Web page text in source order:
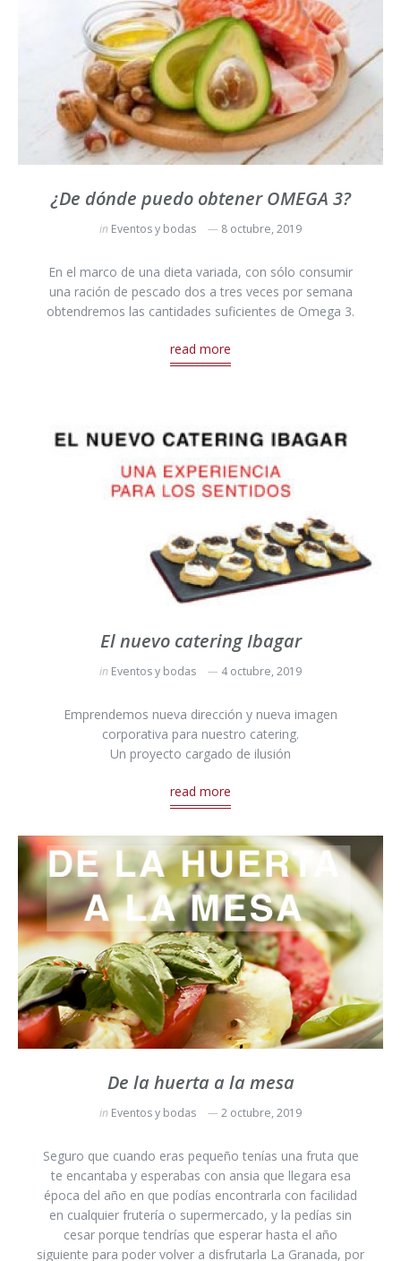
¿De dónde puedo obtener OMEGA 3?
in Eventos y bodas 8 octubre, 2019
En el marco de una dieta variada, con sólo consumir
una ración de pescado dos a tres veces por semana
obtendremos las cantidades suficientes de Omega 3.
read more
El nuevo catering Ibagar
in Eventos y bodas 4 octubre, 2019
Emprendemos nueva dirección y nueva imagen
corporativa para nuestro catering.
Un proyecto cargado de ilusión
read more
De la huerta a la mesa
in Eventos y bodas 2 octubre, 2019
Seguro que cuando eras pequeño tenías una fruta que
te encantaba y esperabas con ansia que llegara esa
época del año en que podías encontrarla con facilidad
en cualquier frutería o supermercado, y la pedías sin
cesar porque tendrías que esperar hasta el año
siguiente para poder volver a disfrutarla La Granada, por